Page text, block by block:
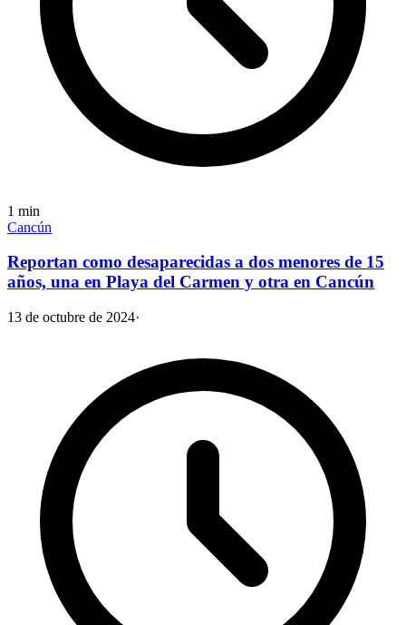
1 min
Cancún
Reportan como desaparecidas a dos menores de 15
años, una en Playa del Carmen y otra en Cancún
13 de octubre de 2024·